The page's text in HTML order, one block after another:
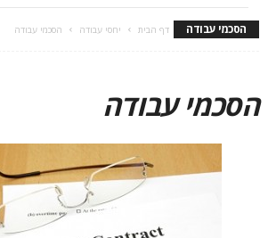
הסכמי עבודה דף הבית יחסי עבודה הסכמי עבודה
הסכמי עבודה